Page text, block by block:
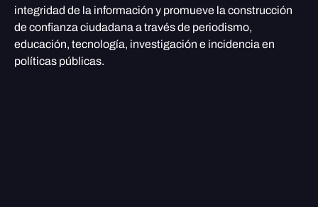
integridad de la información y promueve la construcción
de confianza ciudadana a través de periodismo,
educación, tecnología, investigación e incidencia en
políticas públicas.